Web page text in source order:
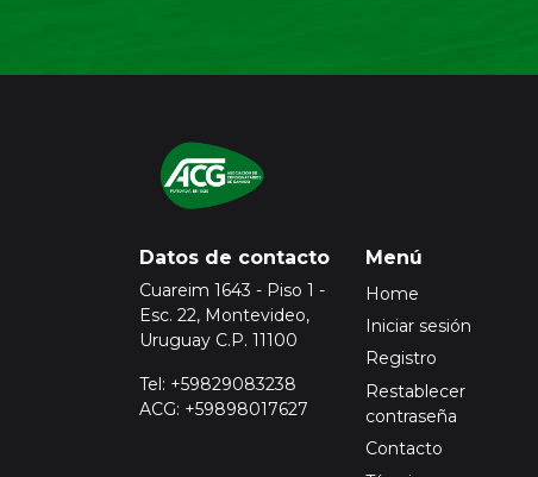
Datos de contacto
Cuareim 1643 - Piso 1 -
Esc. 22, Montevideo,
Uruguay C.P. 11100
Tel: +59829083238
ACG: +59898017627
Menú
Home
Iniciar sesión
Registro
Restablecer
contraseña
Contacto